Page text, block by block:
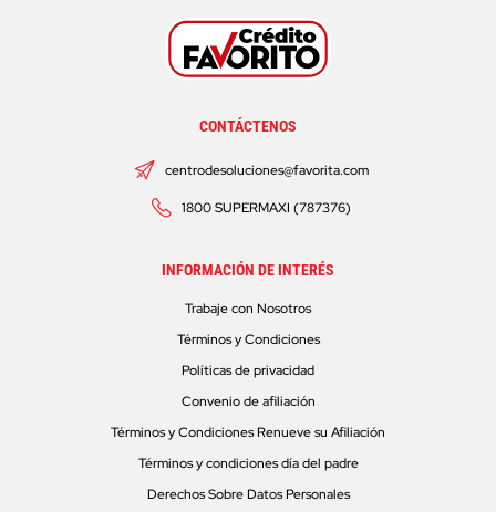
CONTÁCTENOS
centrodesoluciones@favorita.com
1800 SUPERMAXI (787376)
INFORMACIÓN DE INTERÉS
Trabaje con Nosotros
Términos y Condiciones
Políticas de privacidad
Convenio de afiliación
Términos y Condiciones Renueve su Afiliación
Términos y condiciones día del padre
Derechos Sobre Datos Personales